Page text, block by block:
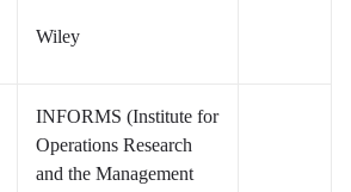
Wiley
INFORMS (Institute for
Operations Research
and the Management